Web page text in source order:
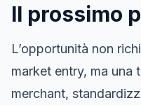
Il prossimo
L’opportunità non
market entry, ma una
merchant,